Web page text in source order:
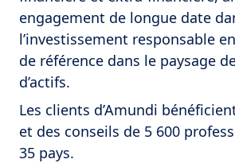
engagement de longue date
l’investissement responsable
de référence dans le paysage
d’actifs.
Les clients d’Amundi
et des conseils de 5 600
35 pays.